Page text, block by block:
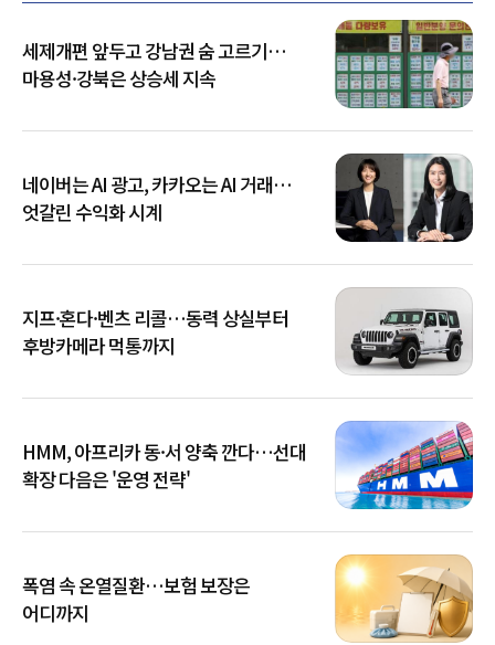
세제개편 앞두고 강남권 숨 고르기…
마용성·강북은 상승세 지속
네이버는 AI 광고, 카카오는 AI 거래…
엇갈린 수익화 시계
지프·혼다·벤츠 리콜…동력 상실부터
후방카메라 먹통까지
HMM, 아프리카 동·서 양축 깐다…선대
확장 다음은 '운영 전략'
폭염 속 온열질환…보험 보장은
어디까지